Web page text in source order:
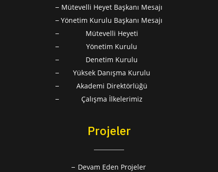
Mütevelli Heyet Başkanı Mesajı
Yönetim Kurulu Başkanı Mesajı
Mütevelli Heyeti
Yönetim Kurulu
Denetim Kurulu
Yüksek Danışma Kurulu
Akademi Direktörlüğü
Çalışma İlkelerimiz
Projeler
Devam Eden Projeler